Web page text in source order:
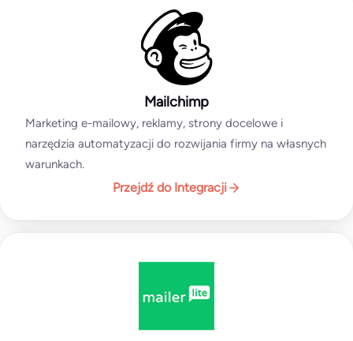
Mailchimp
Marketing e-mailowy, reklamy, strony docelowe i
narzędzia automatyzacji do rozwijania firmy na własnych
warunkach.
Przejdź do Integracji